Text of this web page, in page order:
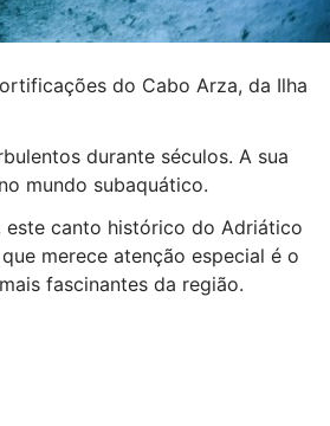
do Cabo Arza, da Ilha
durante séculos. A sua
mundo subaquático.
este canto histórico do Adriático
merece atenção especial é o
fascinantes da região.